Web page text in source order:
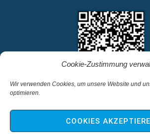
Cookie-Zustimmung
Wir verwenden Cookies, um unsere Website und
optimieren.
COOKIES
Impressum &